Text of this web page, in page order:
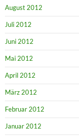
August 2012
Juli 2012
Juni 2012
Mai 2012
April 2012
März 2012
Februar 2012
Januar 2012